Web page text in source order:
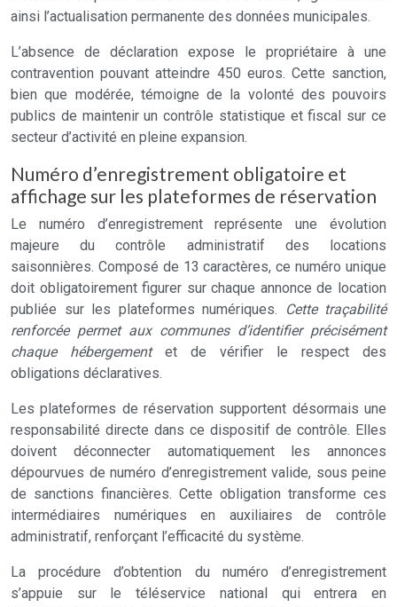
ainsi l’actualisation permanente des données municipales.
L’absence de déclaration expose le propriétaire à une
contravention pouvant atteindre 450 euros. Cette sanction,
bien que modérée, témoigne de la volonté des pouvoirs
publics de maintenir un contrôle statistique et fiscal sur ce
secteur d’activité en pleine expansion.
Numéro d’enregistrement obligatoire et
affichage sur les plateformes de réservation
Le numéro d’enregistrement représente une évolution
majeure du contrôle administratif des locations
saisonnières. Composé de 13 caractères, ce numéro unique
doit obligatoirement figurer sur chaque annonce de location
publiée sur les plateformes numériques.
Cette traçabilité
renforcée permet aux communes d’identifier précisément
chaque hébergement et de vérifier le respect des
obligations déclaratives.
Les plateformes de réservation supportent désormais une
responsabilité directe dans ce dispositif de contrôle. Elles
doivent déconnecter automatiquement les annonces
dépourvues de numéro d’enregistrement valide, sous peine
de sanctions financières. Cette obligation transforme ces
intermédiaires numériques en auxiliaires de contrôle
administratif, renforçant l’efficacité du système.
La procédure d’obtention du numéro d’enregistrement
s’appuie sur le téléservice national qui entrera en